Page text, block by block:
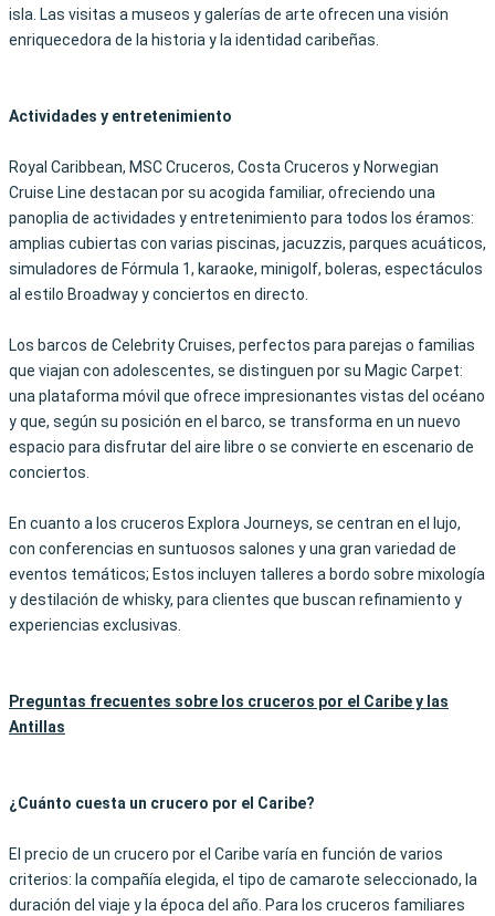
isla. Las visitas a museos y galerías de arte ofrecen una visión
enriquecedora de la historia y la identidad caribeñas.
Actividades y entretenimiento
Royal Caribbean, MSC Cruceros, Costa Cruceros y Norwegian
Cruise Line destacan por su acogida familiar, ofreciendo una
panoplia de actividades y entretenimiento para todos los éramos:
amplias cubiertas con varias piscinas, jacuzzis, parques acuáticos,
simuladores de Fórmula 1, karaoke, minigolf, boleras, espectáculos
al estilo Broadway y conciertos en directo.
Los barcos de Celebrity Cruises, perfectos para parejas o familias
que viajan con adolescentes, se distinguen por su Magic Carpet:
una plataforma móvil que ofrece impresionantes vistas del océano
y que, según su posición en el barco, se transforma en un nuevo
espacio para disfrutar del aire libre o se convierte en escenario de
conciertos.
En cuanto a los cruceros Explora Journeys, se centran en el lujo,
con conferencias en suntuosos salones y una gran variedad de
eventos temáticos; Estos incluyen talleres a bordo sobre mixología
y destilación de whisky, para clientes que buscan refinamiento y
experiencias exclusivas.
Preguntas frecuentes sobre los cruceros por el Caribe y las
Antillas
¿Cuánto cuesta un crucero por el Caribe?
El precio de un crucero por el Caribe varía en función de varios
criterios: la compañía elegida, el tipo de camarote seleccionado, la
duración del viaje y la época del año. Para los cruceros familiares